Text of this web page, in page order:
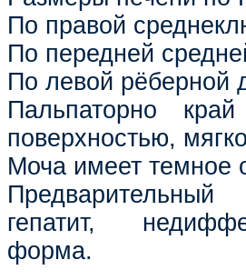
По правой
По передней
По левой рёберной
Пальпаторно
поверхностью,
Моча имеет темное
гепатит,
форма.